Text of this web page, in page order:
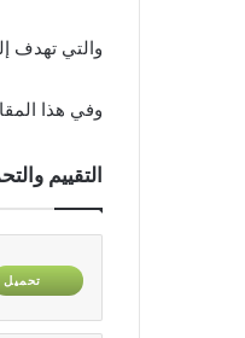
والتي تهدف
وفي هذا
التقييم
تحميل